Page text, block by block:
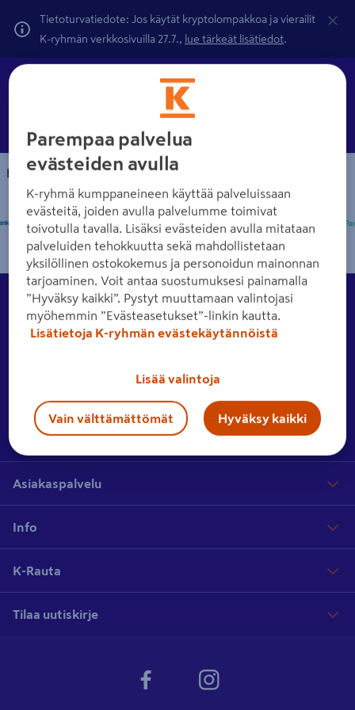
Tietoturvatiedote: Jos käytät kryptolompakkoa ja vierailit
K-ryhmän verkkosivuilla 27.7., lue tärkeät lisätiedot.
Maksutavat
Asiakkuus
Tutustu eri asiakkuusvaihtoehtoihin K-Raudassa.
Jätä meille palautetta tai lähetä yhteydenottopyyntö.
Hae myymälää
Etsi lähin myymäläsi laajasta myymäläverkostostamme
Asiakaspalvelu
Info
K-Rauta
Tilaa uutiskirje
Parempaa palvelua
evästeiden avulla
K-ryhmä kumppaneineen käyttää palveluissaan
evästeitä, joiden avulla palvelumme toimivat
toivotulla tavalla. Lisäksi evästeiden avulla mitataan
palveluiden tehokkuutta sekä mahdollistetaan
yksilöllinen ostokokemus ja personoidun mainonnan
tarjoaminen. Voit antaa suostumuksesi painamalla
”Hyväksy kaikki”. Pystyt muuttamaan valintojasi
myöhemmin ”Evästeasetukset”-linkin kautta.
Lisätietoja K-ryhmän evästekäytännöistä
Lisää valintoja
Vain välttämättömät Hyväksy kaikki